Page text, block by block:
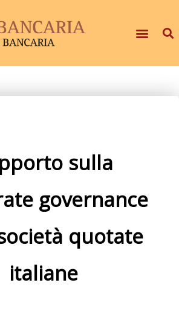
sulla
governance
quotate
italiane